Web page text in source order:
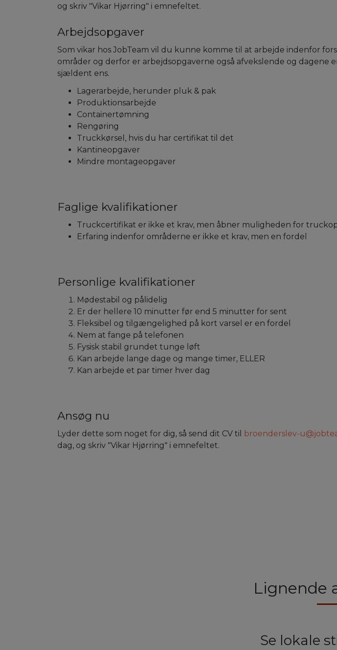
og skriv "Vikar Hjørring" i emnefeltet.
Arbejdsopgaver
Som vikar hos JobTeam vil du kunne komme til at arbejde indenfor
områder og derfor er arbejdsopgaverne også afvekslende og dagene
sjældent ens.
Lagerarbejde, herunder pluk & pak
Produktionsarbejde
Containertømning
Rengøring
Truckkørsel, hvis du har certifikat til det
Kantineopgaver
Mindre montageopgaver
Faglige kvalifikationer
Truckcertifikat er ikke et krav, men åbner muligheden for
Erfaring indenfor områderne er ikke et krav, men en fordel
Personlige kvalifikationer
Mødestabil og pålidelig
Er der hellere 10 minutter før end 5 minutter for sent
Fleksibel og tilgængelighed på kort varsel er en fordel
Nem at fange på telefonen
Fysisk stabil grundet tunge løft
Kan arbejde lange dage og mange timer, ELLER
Kan arbejde et par timer hver dag
Ansøg nu
Lyder dette som noget for dig, så send dit CV til broenderslev-
dag, og skriv "Vikar Hjørring" i emnefeltet.
Lignende
Se lokale